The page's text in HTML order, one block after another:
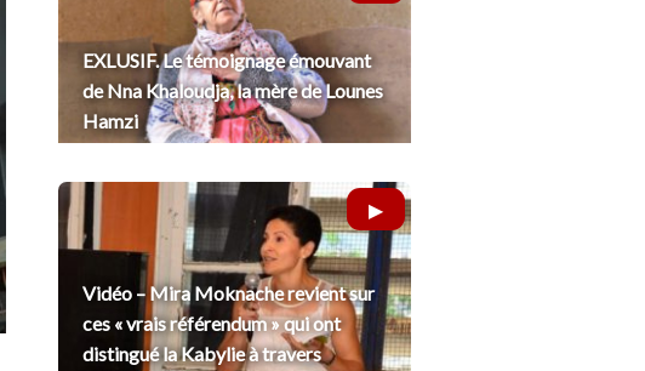
EXLUSIF. Le témoignage émouvant
de Nna Khaloudja, la mère de Lounes
Hamzi
Vidéo – Mira Moknache revient sur
ces « vrais référendum » qui ont
distingué la Kabylie à travers